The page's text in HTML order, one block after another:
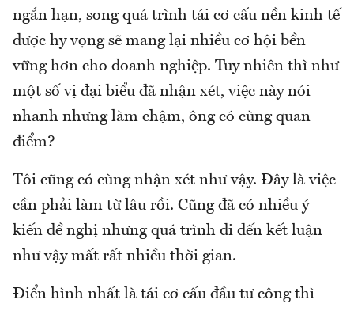
ngắn hạn, song quá trình tái cơ cấu nền kinh tế
được hy vọng sẽ mang lại nhiều cơ hội bền
vững hơn cho doanh nghiệp. Tuy nhiên thì như
một số vị đại biểu đã nhận xét, việc này nói
nhanh nhưng làm chậm, ông có cùng quan
điểm?
Tôi cũng có cùng nhận xét như vậy. Đây là việc
cần phải làm từ lâu rồi. Cũng đã có nhiều ý
kiến đề nghị nhưng quá trình đi đến kết luận
như vậy mất rất nhiều thời gian.
Điển hình nhất là tái cơ cấu đầu tư công thì